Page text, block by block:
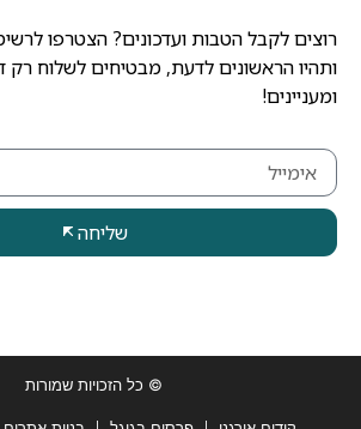
רוצים לקבל הטבות ועדכונים? הצטרפו
ותהיו הראשונים לדעת, מבטיחים לשלוח רק
ומעניינים!
שליחה
© כל הזכויות שמורות